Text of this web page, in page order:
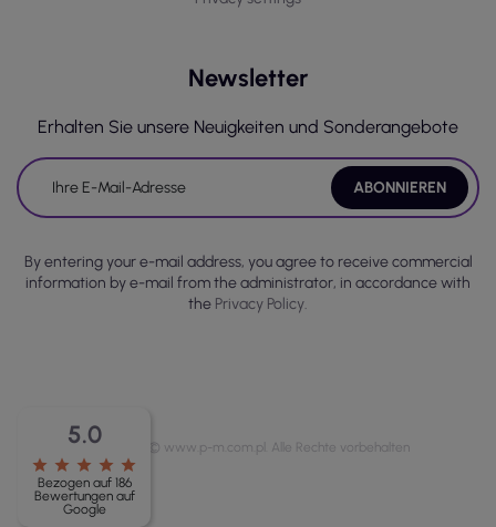
Newsletter
Erhalten Sie unsere Neuigkeiten und Sonderangebote
By entering your e-mail address, you agree to receive commercial
information by e-mail from the administrator, in accordance with
the Privacy Policy.
5.0
star star star star star
Bezogen auf 186
Bewertungen auf
Google
Copyright © www.p-m.com.pl. Alle Rechte vorbehalten